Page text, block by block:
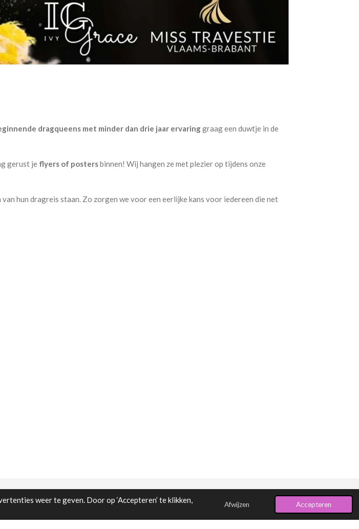
weer te geven. Door op ‘Accepteren’ te klikken,
Afwijzen Accepteren
dragqueens met minder dan drie jaar ervaringgraag een duwtje in de
gerust je flyers of postersbinnen! Wij hangen ze met plezier op tijdens onze
hun dragreis staan. Zo zorgen we voor een eerlijke kans voor iedereen die net
Powered by JouwWeb